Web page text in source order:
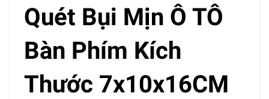
Quét Bụi Mịn Ô TÔ
Bàn Phím Kích
Thước 7x10x16CM